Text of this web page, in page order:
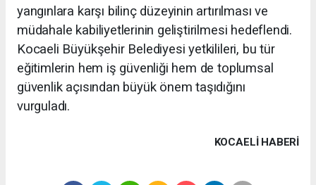
yangınlara karşı bilinç düzeyinin artırılması ve
müdahale kabiliyetlerinin geliştirilmesi hedeflendi.
Kocaeli Büyükşehir Belediyesi yetkilileri, bu tür
eğitimlerin hem iş güvenliği hem de toplumsal
güvenlik açısından büyük önem taşıdığını
vurguladı.
KOCAELI HABERİ